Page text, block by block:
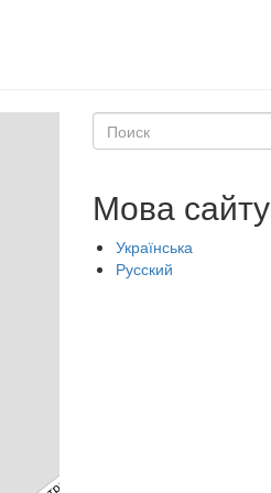
Поиск
Мова сайту
Українська
Русский